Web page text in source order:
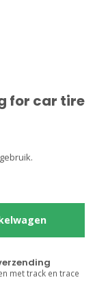
for car tire
met track en trace